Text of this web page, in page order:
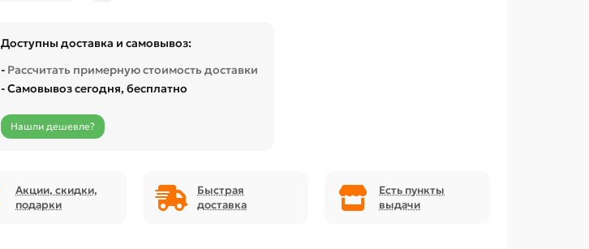
Доступны доставка и самовывоз:
- Рассчитать примерную стоимость доставки
- Самовывоз сегодня, бесплатно
Нашли дешевле?
Акции, скидки,
подарки
Быстрая
доставка
Есть пункты
выдачи